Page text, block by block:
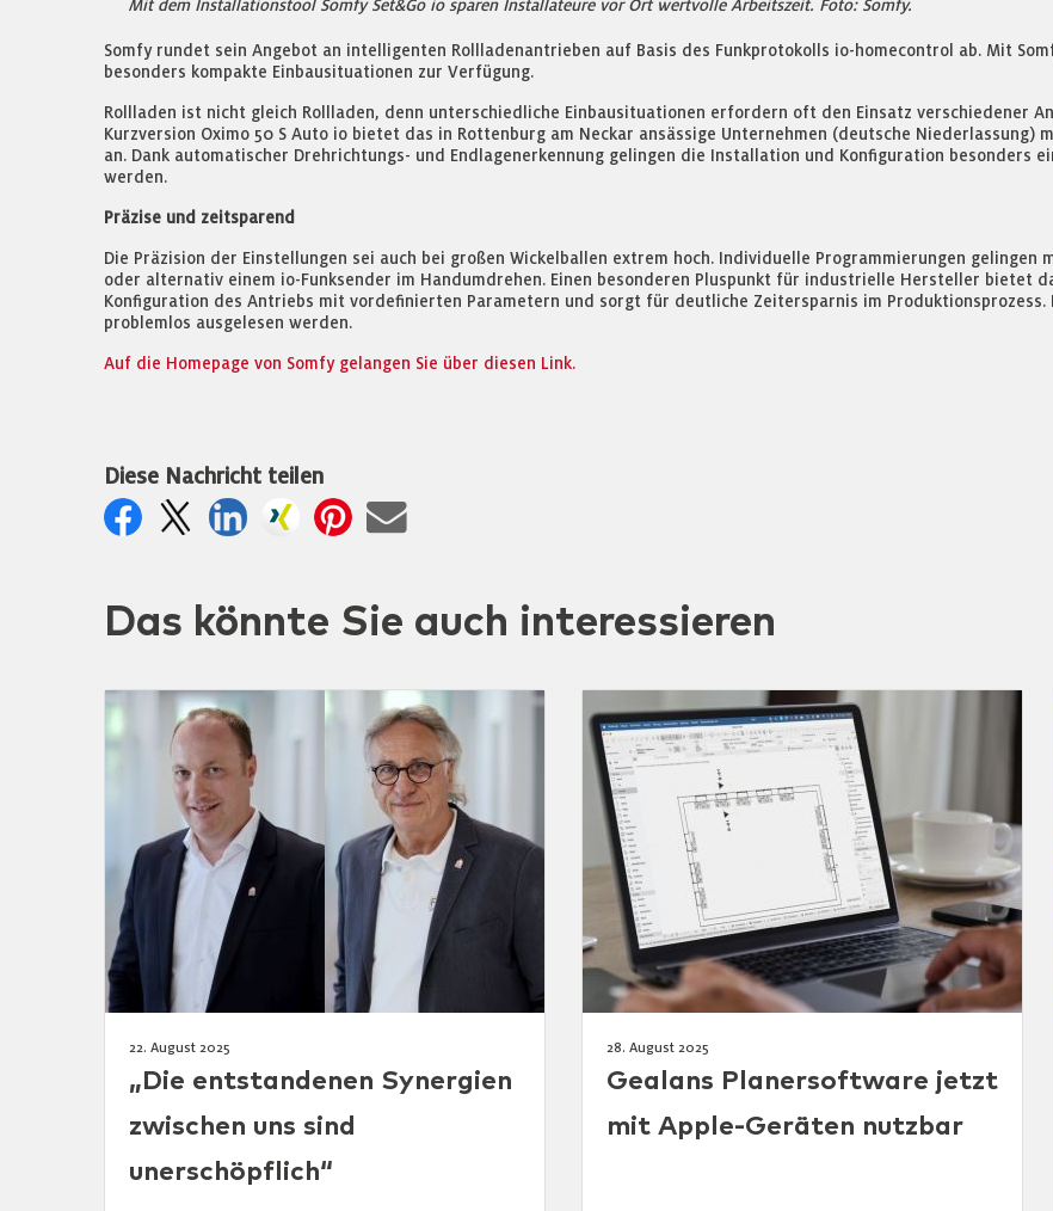
Mit dem Installationstool Somfy Set&Go io sparen Installateure vor Ort wertvolle Arbeitszeit. Foto: Somfy.
Somfy rundet sein Angebot an intelligenten Rollladenantrieben auf Basis des Funkprotokolls io-homecontrol ab. Mit
besonders kompakte Einbausituationen zur Verfügung.
Rollladen ist nicht gleich Rollladen, denn unterschiedliche Einbausituationen erfordern oft den Einsatz verschiedener
Kurzversion Oximo 50 S Auto io bietet das in Rottenburg am Neckar ansässige Unternehmen (deutsche
an. Dank automatischer Drehrichtungs- und Endlagenerkennung gelingen die Installation und Konfiguration besonders
werden.
Präzise und zeitsparend
Die Präzision der Einstellungen sei auch bei großen Wickelballen extrem hoch. Individuelle Programmierungen
oder alternativ einem io-Funksender im Handumdrehen. Einen besonderen Pluspunkt für industrielle Hersteller bietet
Konfiguration des Antriebs mit vordefinierten Parametern und sorgt für deutliche Zeitersparnis im Produktionsprozess.
problemlos ausgelesen werden.
Auf die Homepage von Somfy gelangen Sie über diesen Link.
Diese Nachricht teilen
Das könnte Sie auch interessieren
22. August 2025
„Die entstandenen Synergien
zwischen uns sind
unerschöpflich“
28. August 2025
Gealans Planersoftware jetzt
mit Apple-Geräten nutzbar